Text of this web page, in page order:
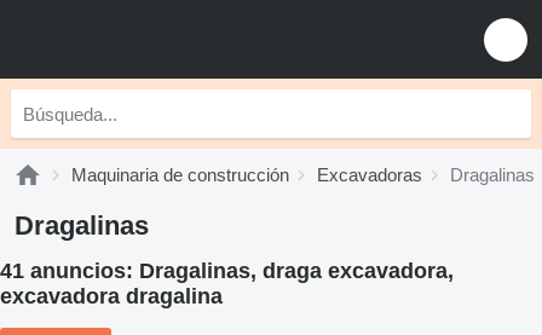
Maquinaria de construcción Excavadoras Dragalinas
Dragalinas
41 anuncios: Dragalinas, draga excavadora,
excavadora dragalina